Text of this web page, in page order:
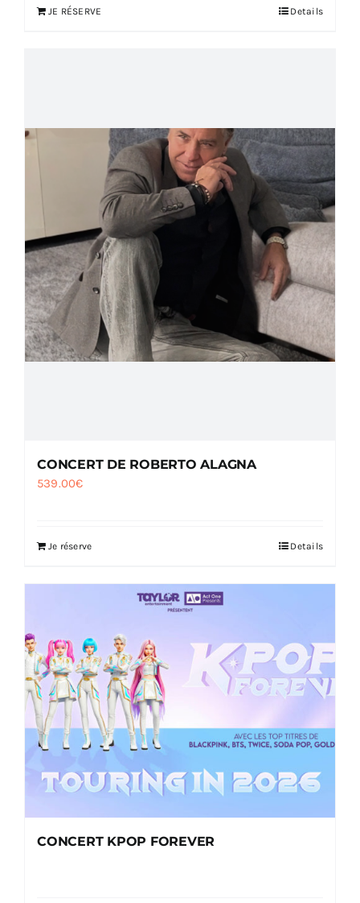
JE RÉSERVE Details
CONCERT DE ROBERTO ALAGNA
539.00€
Je réserve Details
CONCERT KPOP FOREVER